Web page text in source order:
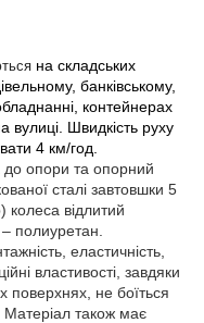
на складських
банківському,
контейнерах
вулиці Швидкість руху
4 км/год.
до опори та опорний
сталі завтовшки 5
відлитий
полиуретан.
еластичність,
властивості, завдяки
поверхнях, не боїться
Матеріал також має